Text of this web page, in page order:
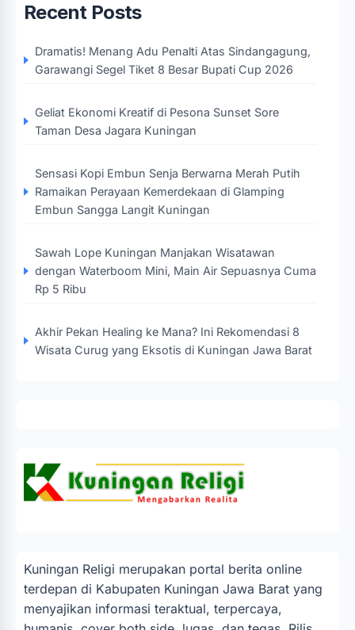
Recent Posts
Dramatis! Menang Adu Penalti Atas Sindangagung,
Garawangi Segel Tiket 8 Besar Bupati Cup 2026
Geliat Ekonomi Kreatif di Pesona Sunset Sore
Taman Desa Jagara Kuningan
Sensasi Kopi Embun Senja Berwarna Merah Putih
Ramaikan Perayaan Kemerdekaan di Glamping
Embun Sangga Langit Kuningan
Sawah Lope Kuningan Manjakan Wisatawan
dengan Waterboom Mini, Main Air Sepuasnya Cuma
Rp 5 Ribu
Akhir Pekan Healing ke Mana? Ini Rekomendasi 8
Wisata Curug yang Eksotis di Kuningan Jawa Barat
Kuningan Religi merupakan portal berita online
terdepan di Kabupaten Kuningan Jawa Barat yang
menyajikan informasi teraktual, terpercaya,